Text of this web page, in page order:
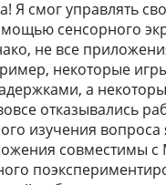
Я смог управлять
сенсорного
не все
некоторые
а
отказывались
изучения вопроса
совместимы с